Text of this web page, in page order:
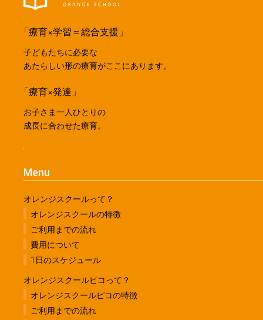
「療育×学習＝総合支援」
子どもたちに必要な
あたらしい形の療育がここにあります。
「療育×発達」
お子さま一人ひとりの
成長に合わせた療育。
Menu
オレンジスクールって？
オレンジスクールの特徴
ご利用までの流れ
費用について
1日のスケジュール
オレンジスクールピコって？
オレンジスクールピコの特徴
ご利用までの流れ